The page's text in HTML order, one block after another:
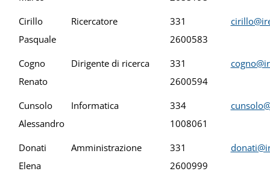
Cirillo
Pasquale
Ricercatore
331
2600583
Cogno
Renato
Dirigente di ricerca
331
2600594
Cunsolo
Alessandro
Informatica
334
1008061
Donati
Elena
Amministrazione
331
2600999